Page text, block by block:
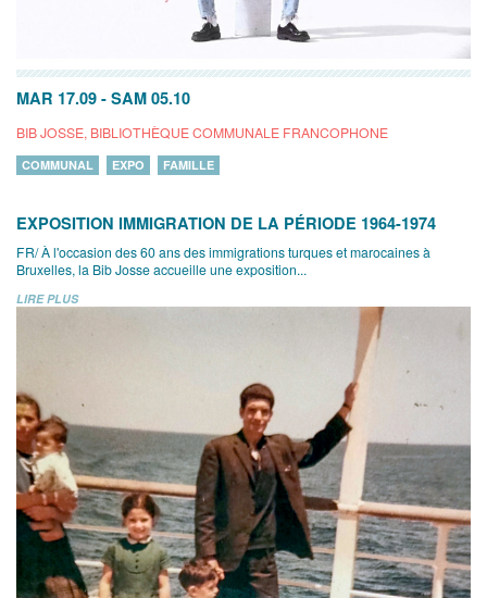
MAR 17.09 - SAM 05.10
BIB JOSSE, BIBLIOTHÈQUE COMMUNALE FRANCOPHONE
COMMUNAL EXPO FAMILLE
EXPOSITION IMMIGRATION DE LA PÉRIODE 1964-1974
FR/ À l'occasion des 60 ans des immigrations turques et marocaines à
Bruxelles, la Bib Josse accueille une exposition...
LIRE PLUS